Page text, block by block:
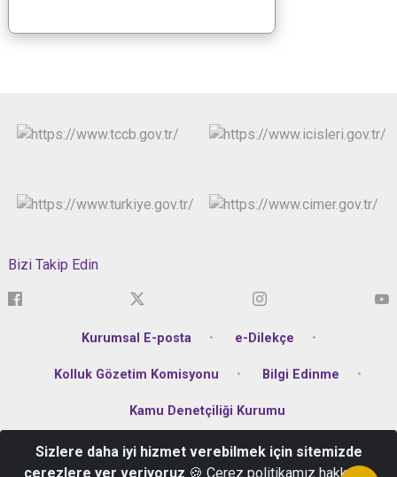
Bizi Takip Edin
Kurumsal E-posta e-Dilekçe
Kolluk Gözetim Komisyonu Bilgi Edinme
Kamu Denetçiliği Kurumu
Karşıyaka Mahallesi Atatürk Bulvarı No:336 Altınordu/Ordu
Sizlere daha iyi hizmet verebilmek için sitemizde
çerezlere yer veriyoruz 🍪 Çerez politikamız hakkında